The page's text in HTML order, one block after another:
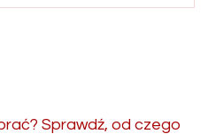
Sprawdź, od czego